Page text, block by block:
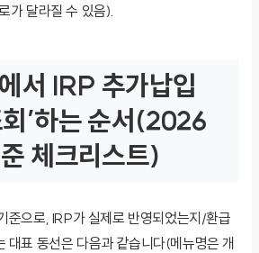
가 달라질 수 있음).
서 IRP 추가납입
회’하는 순서(2026
체크리스트)
준으로, IRP가 실제로 반영되었는지/환급
대표 동선은 다음과 같습니다(메뉴명은 개